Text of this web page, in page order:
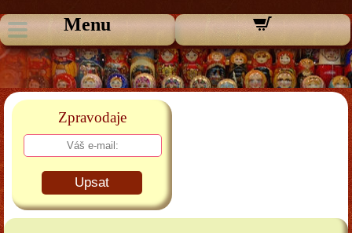
Menu
Zpravodaje
Upsat